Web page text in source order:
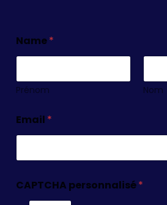
Name*
Prénom Nom
Email *
CAPTCHA personnalisé*